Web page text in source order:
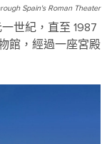
Spain's Roman Theater
世紀，直至 1987
館，經過一座宮殿